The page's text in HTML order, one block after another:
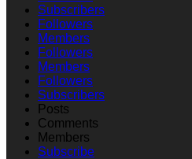
Subscribers
Followers
Members
Followers
Members
Followers
Subscribers
Posts
Comments
Members
Subscribe